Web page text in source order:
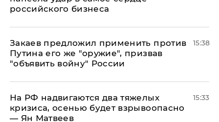
российского бизнеса
Закаев предложил применить против
Путина его же "оружие", призвав
"объявить войну" России
15:38
На РФ надвигаются два тяжелых
кризиса, осенью будет взрывоопасно
— Ян Матвеев
15:33